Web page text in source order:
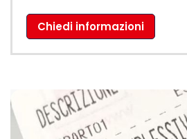
Chiedi informazioni